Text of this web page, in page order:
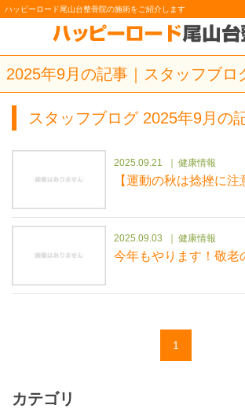
ハッピーロード尾山台整骨院の施術をご紹介します
2025年9月の記事｜スタッフブロ
スタッフブログ 2025年9月の
2025.09.21 健康情報
【運動の秋は捻挫に注
2025.09.03 健康情報
今年もやります！敬老
1
カテゴリ